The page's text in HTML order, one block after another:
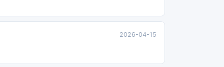
2026-04-15